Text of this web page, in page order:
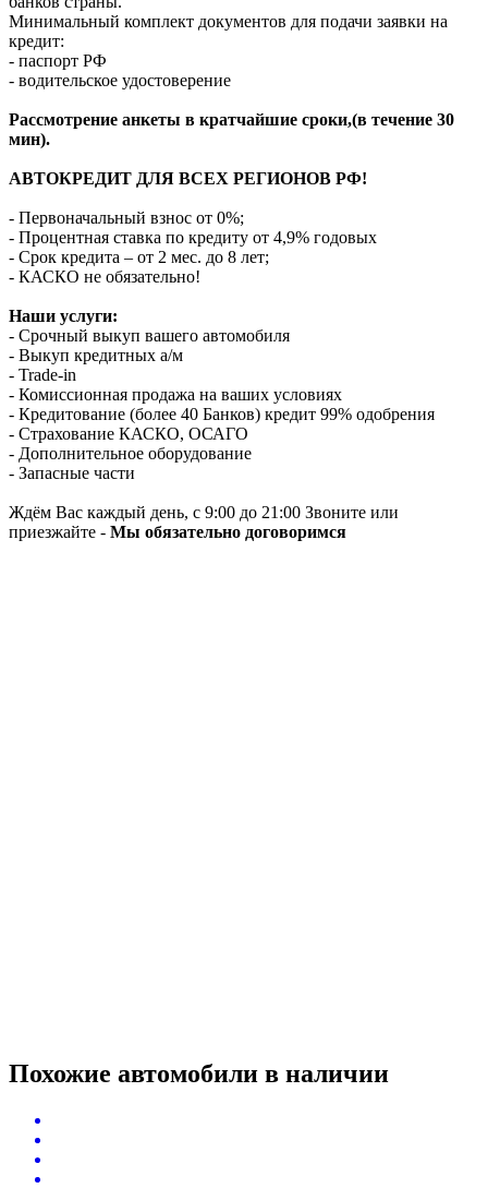
Минимальный комплект документов для подачи заявки на
кредит:
- паспорт РФ
- водительское удостоверение
Рассмотрение анкеты в кратчайшие сроки,(в течение 30
мин).
АВТОКРЕДИТ ДЛЯ ВСЕХ РЕГИОНОВ РФ!
- Первоначальный взнос от 0%;
- Процентная ставка по кредиту от 4,9% годовых
- Срок кредита – от 2 мес. до 8 лет;
- КАСКО не обязательно!
Наши услуги:
- Срочный выкуп вашего автомобиля
- Выкуп кредитных а/м
- Trade-in
- Комиссионная продажа на ваших условиях
- Кредитование (более 40 Банков) кредит 99% одобрения
- Страхование КАСКО, ОСАГО
- Дополнительное оборудование
- Запасные части
Ждём Вас каждый день, с 9:00 до 21:00 Звоните или
приезжайте - Мы обязательно договоримся
Похожие автомобили в наличии